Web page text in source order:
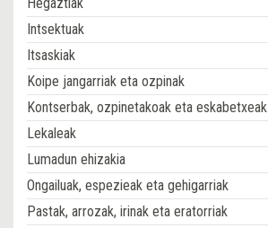
Hegaztiak
Intsektuak
Itsaskiak
Koipe jangarriak eta ozpinak
Kontserbak, ozpinetakoak eta eskabetxeak
Lekaleak
Lumadun ehizakia
Ongailuak, espezieak eta gehigarriak
Pastak, arrozak, irinak eta eratorriak